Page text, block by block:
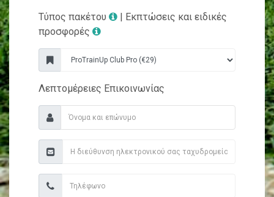
Τύπος πακέτου
| Εκπτώσεις και ειδικές
προσφορές
Λεπτομέρειες Επικοινωνίας